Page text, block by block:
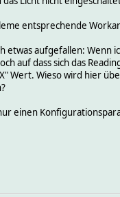
entsprechende
etwas aufgefallen: Wenn
auf dass sich das
Wert. Wieso wird hier
einen